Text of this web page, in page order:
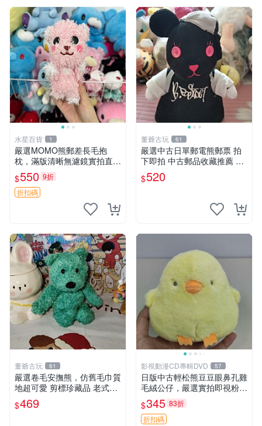
水星百貨 1
嚴選MOMO熊郵差長毛抱
枕，滿版清晰無濾鏡實拍直
銷。每周新品到貨，不容錯
過！ 郵差熊 長毛 抱枕
$550 9折
折扣碼
董爺古玩 61
嚴選中古日單郵電熊郵票 拍
下即拍 中古郵品收藏推薦 郵
票 郵電熊 日本
$520
董爺古玩 61
嚴選卷毛安撫熊，仿舊毛巾質
地超可愛 剪標珍藏品 老式毛
巾質地 安撫熊 款式
$469
影視動漫CD專輯DVD 57
日版中古輕松熊豆豆眼鼻孔雞
毛絨公仔，嚴選實拍即視粉絲
必買 公仔紙箱氣泡膜精心包
裝快速發貨 輕松熊 公仔 雞毛
絨
$345 83折
折扣碼